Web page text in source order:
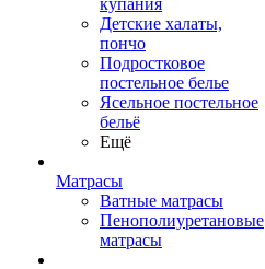
купания
Детские халаты,
пончо
Подростковое
постельное белье
Ясельное постельное
бельё
Ещё
Матрасы
Ватные матрасы
Пенополиуретановые
матрасы